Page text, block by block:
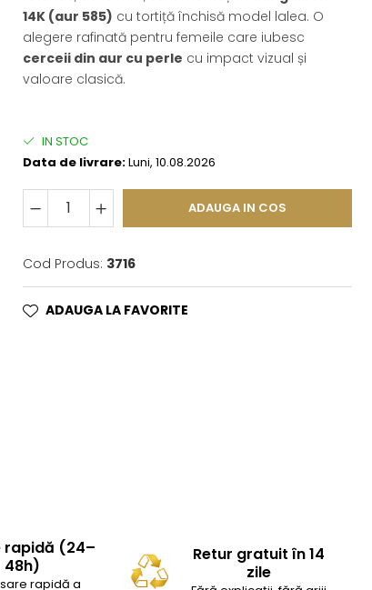
14K (aur 585) cu tortiță închisă model lalea. O
alegere rafinată pentru femeile care iubesc
cerceii din aur cu perle cu impact vizual și
valoare clasică.
IN STOC
Data de livrare:Luni, 10.08.2026
ADAUGA IN COS
Cod Produs: 3716
ADAUGA LA FAVORITE
rapidă (24–
48h)
rapidă a
Retur gratuit în 14
zile